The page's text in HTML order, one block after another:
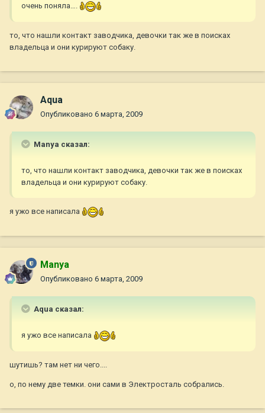
очень поняла….
то, что нашли контакт заводчика, девочки так же в поисках
владельца и они курируют собаку.
Aqua
Опубликовано 6 марта, 2009
Manya сказал:
то, что нашли контакт заводчика, девочки так же в поисках
владельца и они курируют собаку.
я ужо все написала
Manya
Опубликовано 6 марта, 2009
Aqua сказал:
я ужо все написала
шутишь? там нет ни чего....
о, по нему две темки. они сами в Электросталь собрались.